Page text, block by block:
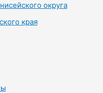
округа
края